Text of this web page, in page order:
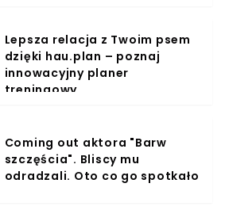
Lepsza relacja z Twoim psem
dzięki hau.plan – poznaj
innowacyjny planer
treningowy
Coming out aktora "Barw
szczęścia". Bliscy mu
odradzali. Oto co go spotkało